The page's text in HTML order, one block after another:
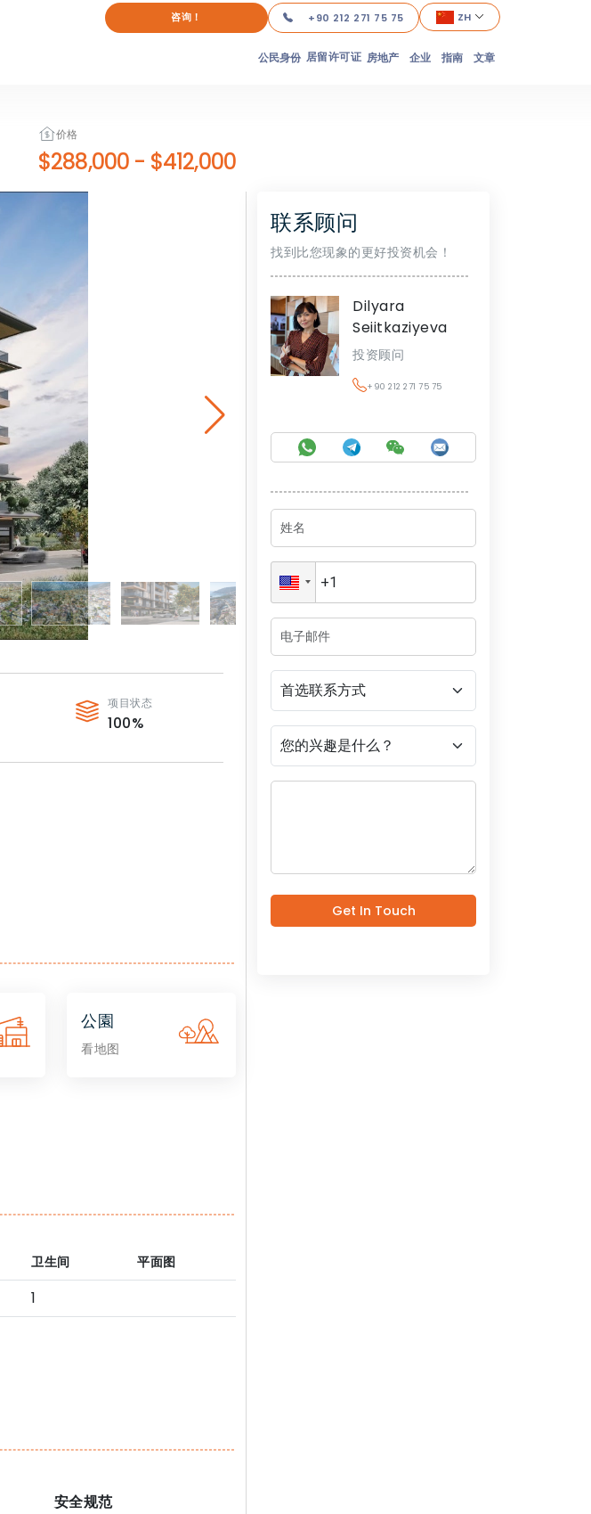
咨询！ +90 212 271 75 75 ZH
公民身份 居留许可证 房地产 企业 指南 文章
价格
$288,000 - $412,000
项目状态
100%
公園
看地图
卫生间 平面图
1
安全规范
联系顾问
找到比您现象的更好投资机会！
Dilyara
Seiitkaziyeva
投资顾问
+90 212 271 75 75
Get In Touch